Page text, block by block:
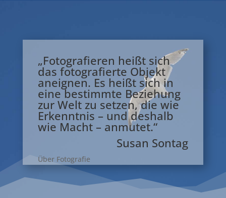
„Fotografieren heißt sich
das fotografierte Objekt
aneignen. Es heißt sich in
eine bestimmte Beziehung
zur Welt zu setzen, die wie
Erkenntnis – und deshalb
wie Macht – anmutet.“
Susan Sontag
Über Fotografie